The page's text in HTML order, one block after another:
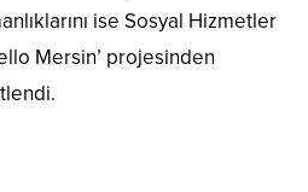
ise Sosyal Hizmetler
Mersin’ projesinden